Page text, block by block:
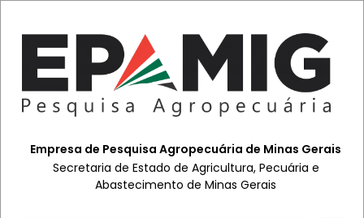
Empresa de Pesquisa Agropecuária de Minas Gerais
Secretaria de Estado de Agricultura, Pecuária e
Abastecimento de Minas Gerais